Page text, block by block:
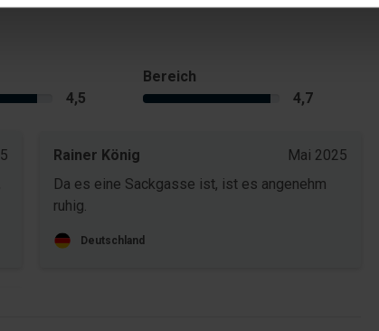
4,5
Bereich
4,7
Rainer König
Mai 2025
Da es eine Sackgasse ist, ist es angenehm
ruhig.
Deutschland